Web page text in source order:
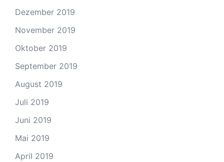
Dezember 2019
November 2019
Oktober 2019
September 2019
August 2019
Juli 2019
Juni 2019
Mai 2019
April 2019